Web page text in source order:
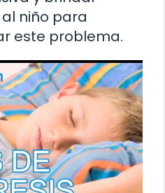
niño para
este problema.